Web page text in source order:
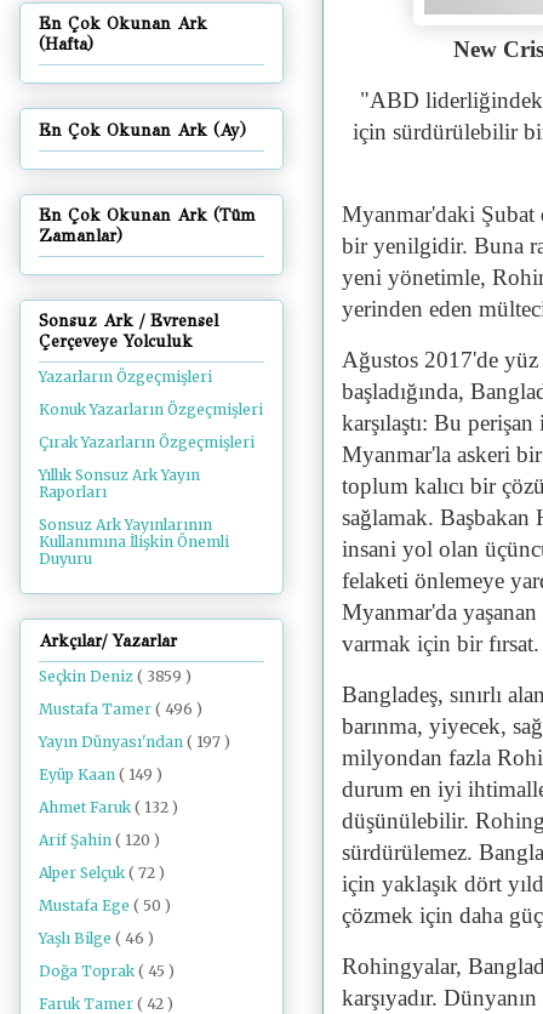
New
"ABD
için sürdürülebilir
Myanmar'daki Şubat
bir yenilgidir. Buna
yeni yönetimle,
yerinden eden
Ağustos 2017'de yüz
başladığında,
karşılaştı: Bu
Myanmar'la askeri bir
toplum kalıcı bir
sağlamak. Başbakan
insani yol olan
felaketi önlemeye
Myanmar'da
varmak için bir
Bangladeş, sınırlı
barınma, yiyecek,
milyondan fazla
durum en iyi
düşünülebilir.
sürdürülemez.
için yaklaşık dört
çözmek için daha
Rohingyalar,
karşıyadır.
En Çok Okunan Ark
(Hafta)
En Çok Okunan Ark (Ay)
En Çok Okunan Ark (Tüm
Zamanlar)
Sonsuz Ark / Evrensel
Çerçeveye Yolculuk
Yazarların Özgeçmişleri
Konuk Yazarların Özgeçmişleri
Çırak Yazarların Özgeçmişleri
Yıllık Sonsuz Ark Yayın
Raporları
Sonsuz Ark Yayınlarının
Kullanımına İlişkin Önemli
Duyuru
Arkçılar/ Yazarlar
Seçkin Deniz ( 3859 )
Mustafa Tamer ( 496 )
Yayın Dünyası'ndan ( 197 )
Eyüp Kaan ( 149 )
Ahmet Faruk ( 132 )
Arif Şahin ( 120 )
Alper Selçuk ( 72 )
Mustafa Ege ( 50 )
Yaşlı Bilge ( 46 )
Doğa Toprak ( 45 )
Faruk Tamer ( 42 )